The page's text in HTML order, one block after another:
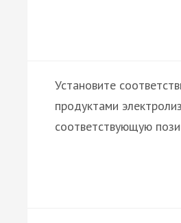
Установите
продуктами
соответствующую